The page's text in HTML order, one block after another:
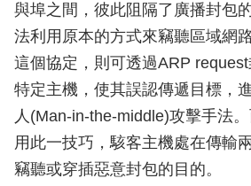
與埠之間，彼此阻隔了廣播封包
法利用原本的方式來竊聽區域網
這個協定，則可透過ARP
特定主機，使其誤認傳遞目標，
人(Man-in-the-middle)攻擊手法
用此一技巧，駭客主機處在傳輸
竊聽或穿插惡意封包的目的。